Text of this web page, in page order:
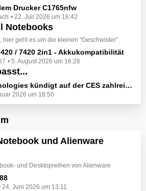
Drucker C1765nfw
22. Juli 2026 um 16:42
Notebooks
hier geht es um die kleinen "Geschwister"
/ 7420 2in1 - Akkukompatibilität
5. August 2026 um 16:26
kündigt auf der CES zahlreiche Alienware-Neuheiten an
2026 um 18:50
und Alienware
und Desktopreihen von Alienware
24. Juni 2026 um 13:11